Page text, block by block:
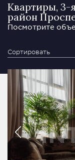
Квартиры, 3-
район
Посмотрите
Сортировать